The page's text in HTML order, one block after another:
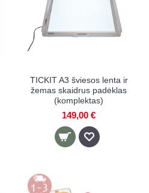
TICKIT A3 šviesos lenta ir
žemas skaidrus padėklas
(komplektas)
149,00 €